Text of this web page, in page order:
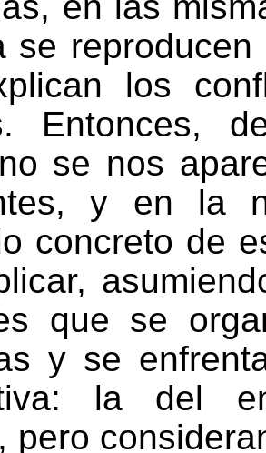
se
los
Entonces,
se nos
y en la
concreto de
que se
y se
la del
pero